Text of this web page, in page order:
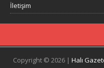
İletişim
Copyright © 2026 | Halı